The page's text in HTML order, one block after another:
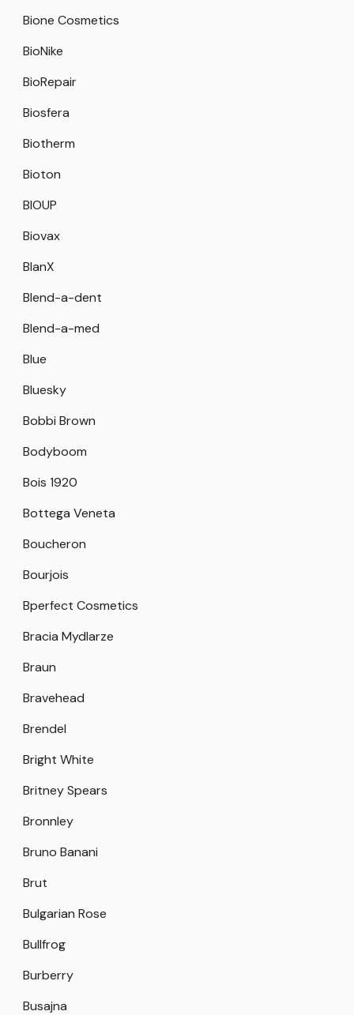
Bione Cosmetics
BioNike
BioRepair
Biosfera
Biotherm
Bioton
BIOUP
Biovax
BlanX
Blend-a-dent
Blend-a-med
Blue
Bluesky
Bobbi Brown
Bodyboom
Bois 1920
Bottega Veneta
Boucheron
Bourjois
Bperfect Cosmetics
Bracia Mydlarze
Braun
Bravehead
Brendel
Bright White
Britney Spears
Bronnley
Bruno Banani
Brut
Bulgarian Rose
Bullfrog
Burberry
Busajna